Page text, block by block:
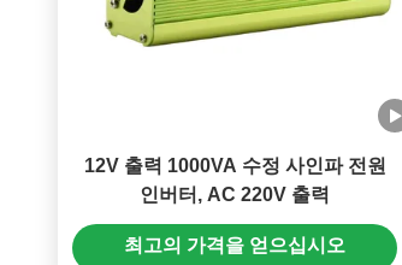
12V 출력 1000VA 수정 사인파 전원
인버터, AC 220V 출력
최고의 가격을 얻으십시오